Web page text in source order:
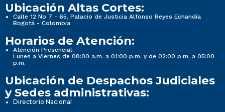
Ubicación Altas Cortes:
Calle 12 No 7 - 65, Palacio de Justicia Alfonso Reyes Echandía
Bogotá - Colombia
Horarios de Atención:
Atención Presencial:
Lunes a Viernes de 08:00 a.m. a 01:00 p.m. y de 02:00 p.m. a 05:00
p.m.
Ubicación de Despachos Judiciales
y Sedes administrativas:
Directorio Nacional